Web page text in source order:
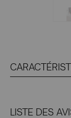
LISTE DES